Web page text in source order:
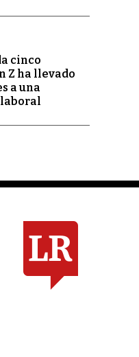
cinco
Z ha llevado
a una